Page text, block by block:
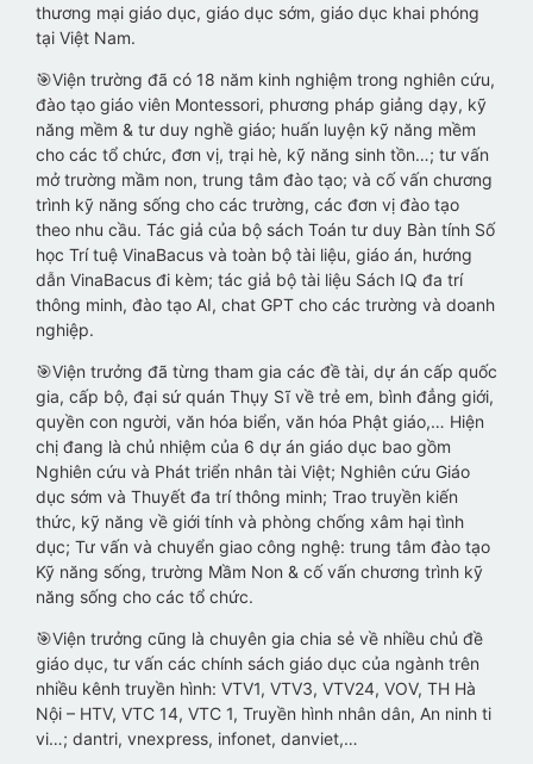
thương mại giáo dục, giáo dục sớm, giáo dục khai phóng
tại Việt Nam.
🎯Viện trường đã có 18 năm kinh nghiệm trong nghiên cứu,
đào tạo giáo viên Montessori, phương pháp giảng dạy, kỹ
năng mềm & tư duy nghề giáo; huấn luyện kỹ năng mềm
cho các tổ chức, đơn vị, trại hè, kỹ năng sinh tồn…; tư vấn
mở trường mầm non, trung tâm đào tạo; và cố vấn chương
trình kỹ năng sống cho các trường, các đơn vị đào tạo
theo nhu cầu. Tác giả của bộ sách Toán tư duy Bàn tính Số
học Trí tuệ VinaBacus và toàn bộ tài liệu, giáo án, hướng
dẫn VinaBacus đi kèm; tác giả bộ tài liệu Sách IQ đa trí
thông minh, đào tạo AI, chat GPT cho các trường và doanh
nghiệp.
🎯Viện trưởng đã từng tham gia các đề tài, dự án cấp quốc
gia, cấp bộ, đại sứ quán Thụy Sĩ về trẻ em, bình đẳng giới,
quyền con người, văn hóa biển, văn hóa Phật giáo,… Hiện
chị đang là chủ nhiệm của 6 dự án giáo dục bao gồm
Nghiên cứu và Phát triển nhân tài Việt; Nghiên cứu Giáo
dục sớm và Thuyết đa trí thông minh; Trao truyền kiến
thức, kỹ năng về giới tính và phòng chống xâm hại tình
dục; Tư vấn và chuyển giao công nghệ: trung tâm đào tạo
Kỹ năng sống, trường Mầm Non & cố vấn chương trình kỹ
năng sống cho các tổ chức.
🎯Viện trưởng cũng là chuyên gia chia sẻ về nhiều chủ đề
giáo dục, tư vấn các chính sách giáo dục của ngành trên
nhiều kênh truyền hình: VTV1, VTV3, VTV24, VOV, TH Hà
Nội – HTV, VTC 14, VTC 1, Truyền hình nhân dân, An ninh ti
vi…; dantri, vnexpress, infonet, danviet,…